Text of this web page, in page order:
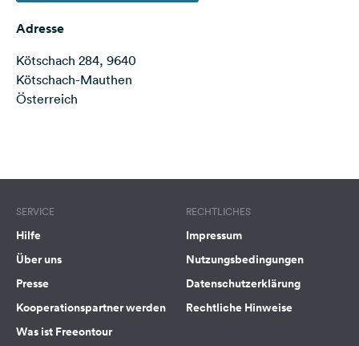
Adresse
Kötschach 284, 9640
Kötschach-Mauthen
Österreich
SERVICE
Hilfe
Über uns
Presse
Kooperationspartner werden
Was ist Freeontour
RECHTLICHES
Impressum
Nutzungsbedingungen
Datenschutzerklärung
Rechtliche Hinweise